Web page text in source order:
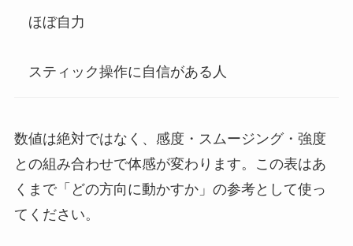
ほぼ自力
スティック操作に自信がある人
数値は絶対ではなく、感度・スムージング・強度
との組み合わせで体感が変わります。この表はあ
くまで「どの方向に動かすか」の参考として使っ
てください。